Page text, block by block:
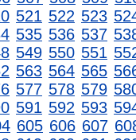
521 522 523
535 536 537
549 550 551
563 564 565
577 578 579
591 592 593
605 606 607